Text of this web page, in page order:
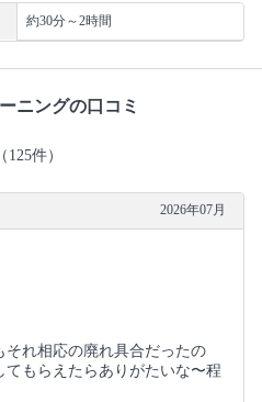
約30分～2時間
ニングの口コミ
（125件）
2026年07月
れ相応の廃れ具合だったの
もらえたらありがたいな〜程